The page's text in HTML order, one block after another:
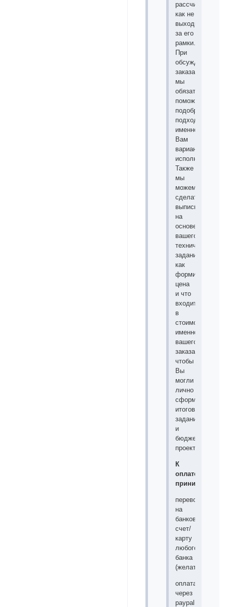
рассчитать,
как не
выходить
за его
рамки.
При
обсуждении
заказа
мы
обязательно
поможем
подобрать
подходящий
именно
Вам
вариант
исполнения.
Также
мы
можем
сделать
выписку
на
основе
вашего
технического
задания,
как
формируется
цена
и что
входит
в
стоимость
именно
вашего
заказа,
чтобы
Вы
могли
лично
итоговое
задание
и
бюджет
проекта.
К
оплате
принимается:
перевод
на
банковский
счет/
карту
любого
банка
(желательно);
оплата
через
paypal;